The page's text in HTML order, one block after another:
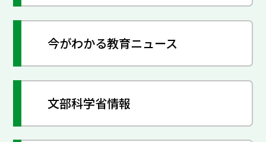
今がわかる教育ニュース
文部科学省情報